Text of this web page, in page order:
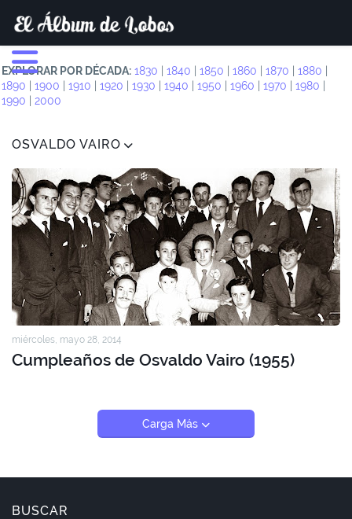
EXPLORAR POR DÉCADA: 1830 1840 1850 1860 1870 1880
1890
1900 1910 1920 1930 1940 1950 1960 1970 1980
1990
2000
OSVALDO VAIRO
miércoles, mayo 28, 2014
Cumpleaños de Osvaldo Vairo (1955)
Carga Más
BUSCAR